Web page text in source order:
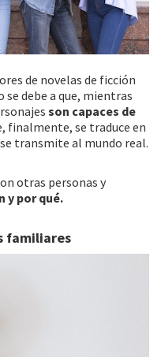
de novelas de ficción
se debe a que, mientras
son capaces de
finalmente, se traduce en
transmite al mundo real.
otras personas y
y por qué.
familiares